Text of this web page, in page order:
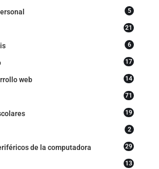
5
21
6
17
web 14
71
19
2
de la computadora 29
13